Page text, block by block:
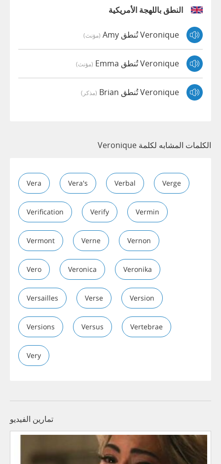
النطق باللهجة الأمريكية
Veronique تُنطق Amy (مؤنث)
Veronique تُنطق Emma (مؤنث)
Veronique تُنطق Brian (مذكر)
الكلمات المشابه لكلمة Veronique
Vera Vera's Verbal Verge
Verification Verify Vermin
Vermont Verne Vernon
Vero Veronica Veronika
Versailles Verse Version
Versions Versus Vertebrae
Very
تمارين الفيديو